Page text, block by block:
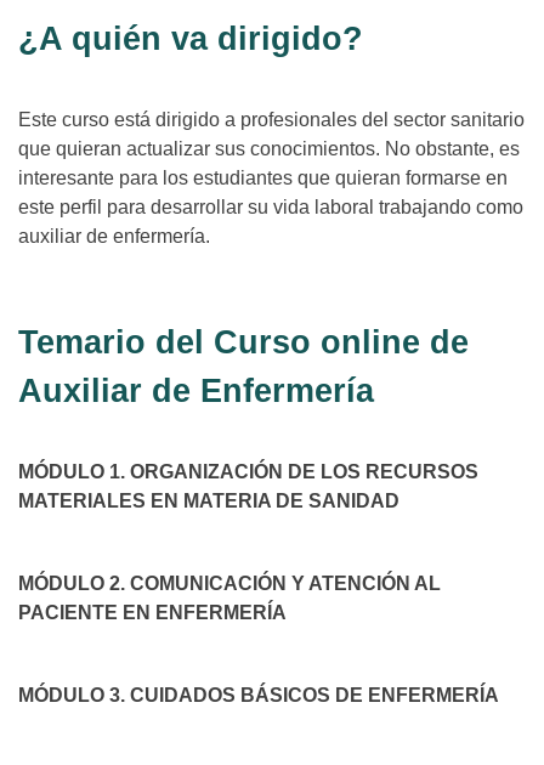
¿A quién va dirigido?
Este curso está dirigido a profesionales del sector sanitario
que quieran actualizar sus conocimientos. No obstante, es
interesante para los estudiantes que quieran formarse en
este perfil para desarrollar su vida laboral trabajando como
auxiliar de enfermería.
Temario del Curso online de
Auxiliar de Enfermería
MÓDULO 1. ORGANIZACIÓN DE LOS RECURSOS
MATERIALES EN MATERIA DE SANIDAD
MÓDULO 2. COMUNICACIÓN Y ATENCIÓN AL
PACIENTE EN ENFERMERÍA
MÓDULO 3. CUIDADOS BÁSICOS DE ENFERMERÍA